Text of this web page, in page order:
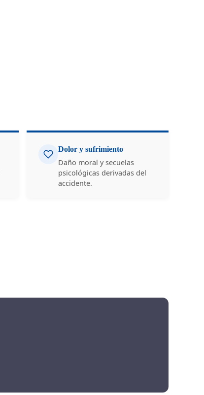
Dolor y sufrimiento
Daño moral y secuelas
psicológicas derivadas del
accidente.